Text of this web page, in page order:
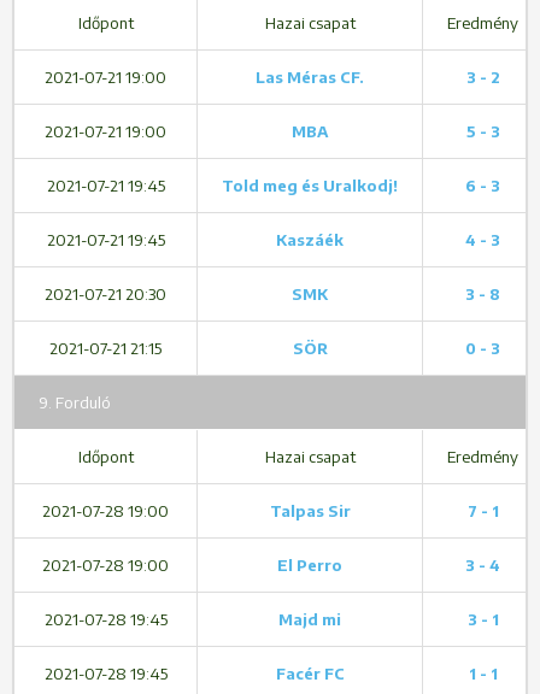
Időpont Hazai csapat Eredmény
2021-07-21 19:00 Las Méras CF. 3 - 2
2021-07-21 19:00 MBA 5 - 3
2021-07-21 19:45 Told meg és Uralkodj! 6 - 3
2021-07-21 19:45 Kaszáék 4 - 3
2021-07-21 20:30 SMK 3 - 8
2021-07-21 21:15 SÖR 0 - 3
9. Forduló
Időpont Hazai csapat Eredmény
2021-07-28 19:00 Talpas Sir 7 - 1
2021-07-28 19:00 El Perro 3 - 4
2021-07-28 19:45 Majd mi 3 - 1
2021-07-28 19:45 Facér FC 1 - 1